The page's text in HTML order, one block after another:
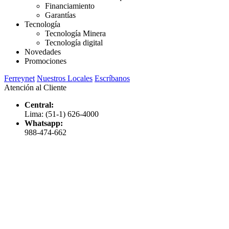
Financiamiento
Garantías
Tecnología
Tecnología Minera
Tecnología digital
Novedades
Promociones
Ferreynet Nuestros Locales Escríbanos
Atención al Cliente
Central:
Lima: (51-1) 626-4000
Whatsapp:
988-474-662